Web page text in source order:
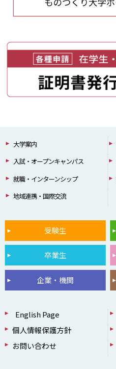
大学案内
入試・オープンキャンパス
就職・インターンシップ
地域連携・国際交流
受験生
卒業生
企業・機関
English Page
個人情報保護方針
お問い合わせ